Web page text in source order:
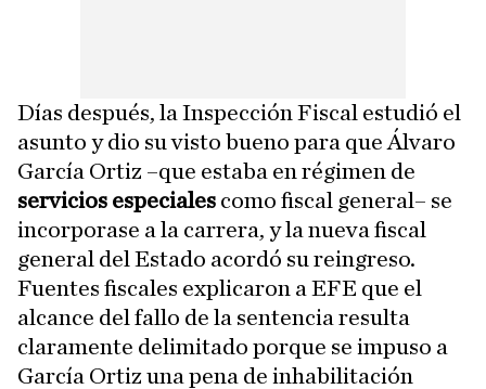
Días después, la Inspección Fiscal estudió el
asunto y dio su visto bueno para que Álvaro
García Ortiz –que estaba en régimen de
servicios especiales como fiscal general– se
incorporase a la carrera, y la nueva fiscal
general del Estado acordó su reingreso.
Fuentes fiscales explicaron a EFE que el
alcance del fallo de la sentencia resulta
claramente delimitado porque se impuso a
García Ortiz una pena de inhabilitación